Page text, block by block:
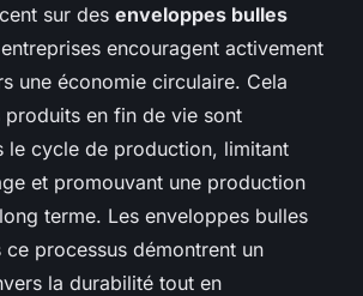
sur des enveloppes bulles
encouragent activement
une économie circulaire. Cela
produits en fin de vie sont
le cycle de production, limitant
et promouvant une production
terme. Les enveloppes bulles
ce processus démontrent un
la durabilité tout en